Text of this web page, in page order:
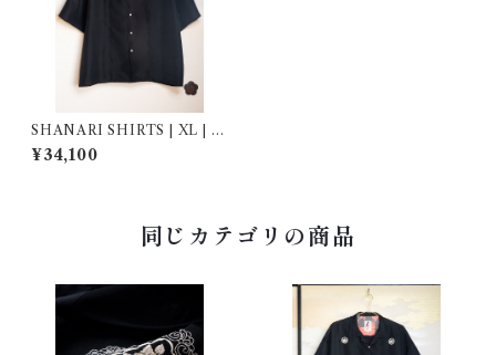
SHANARI SHIRTS | XL | 2
64024
¥34,100
同じカテゴリの商品